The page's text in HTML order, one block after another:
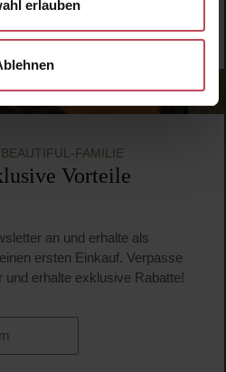
erlauben
FAMILIE
Vorteile
an und erhalte als
ersten Einkauf. Verpasse
erhalte exklusive Rabatte!